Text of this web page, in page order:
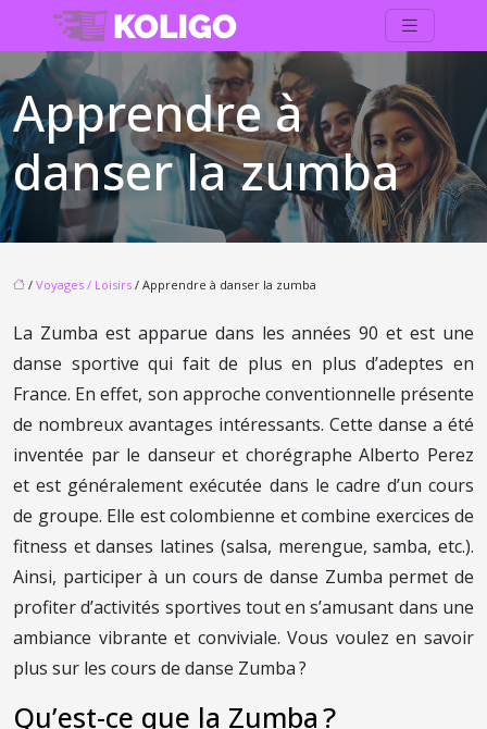
Apprendre à
danser la zumba
/ Voyages / Loisirs / Apprendre à danser la zumba
La Zumba est apparue dans les années 90 et est une
danse sportive qui fait de plus en plus d’adeptes en
France. En effet, son approche conventionnelle présente
de nombreux avantages intéressants. Cette danse a été
inventée par le danseur et chorégraphe Alberto Perez
et est généralement exécutée dans le cadre d’un cours
de groupe. Elle est colombienne et combine exercices de
fitness et danses latines (salsa, merengue, samba, etc.).
Ainsi, participer à un cours de danse Zumba permet de
profiter d’activités sportives tout en s’amusant dans une
ambiance vibrante et conviviale. Vous voulez en savoir
plus sur les cours de danse Zumba ?
Qu’est-ce que la Zumba ?